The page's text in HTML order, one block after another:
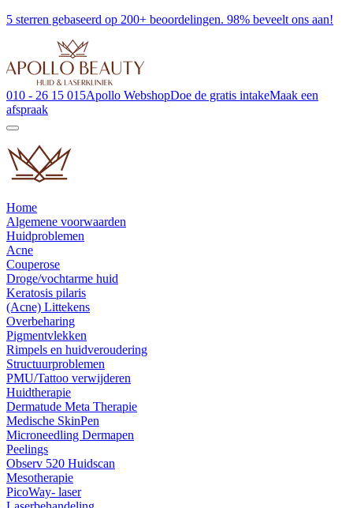
5 sterren gebaseerd op 200+ beoordelingen. 98% beveelt ons aan!
010 - 26 15 015Apollo WebshopDoe de gratis intakeMaak een
afspraak
Home
Algemene voorwaarden
Huidproblemen
Acne
Couperose
Droge/vochtarme huid
Keratosis pilaris
(Acne) Littekens
Overbeharing
Pigmentvlekken
Rimpels en huidveroudering
Structuurproblemen
PMU/Tattoo verwijderen
Huidtherapie
Dermatude Meta Therapie
Medische SkinPen
Microneedling Dermapen
Peelings
Observ 520 Huidscan
Mesotherapie
PicoWay- laser